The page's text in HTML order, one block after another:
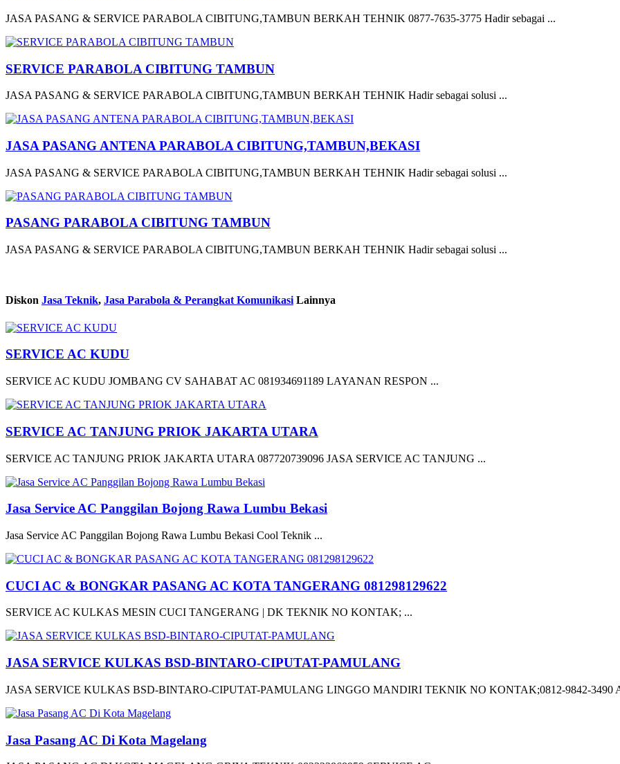
JASA PASANG & SERVICE PARABOLA CIBITUNG,TAMBUN BERKAH TEHNIK 0877-7635-3775 Hadir sebagai ...
SERVICE PARABOLA CIBITUNG TAMBUN
JASA PASANG & SERVICE PARABOLA CIBITUNG,TAMBUN BERKAH TEHNIK Hadir sebagai solusi ...
JASA PASANG ANTENA PARABOLA CIBITUNG,TAMBUN,BEKASI
JASA PASANG & SERVICE PARABOLA CIBITUNG,TAMBUN BERKAH TEHNIK Hadir sebagai solusi ...
PASANG PARABOLA CIBITUNG TAMBUN
JASA PASANG & SERVICE PARABOLA CIBITUNG,TAMBUN BERKAH TEHNIK Hadir sebagai solusi ...
Diskon Jasa Teknik, Jasa Parabola & Perangkat KomunikasiLainnya
SERVICE AC KUDU
SERVICE AC KUDU JOMBANG CV SAHABAT AC 081934691189 LAYANAN RESPON ...
SERVICE AC TANJUNG PRIOK JAKARTA UTARA
SERVICE AC TANJUNG PRIOK JAKARTA UTARA 087720739096 JASA SERVICE AC TANJUNG ...
Jasa Service AC Panggilan Bojong Rawa Lumbu Bekasi
Jasa Service AC Panggilan Bojong Rawa Lumbu Bekasi Cool Teknik ...
CUCI AC & BONGKAR PASANG AC KOTA TANGERANG 081298129622
SERVICE AC KULKAS MESIN CUCI TANGERANG | DK TEKNIK NO KONTAK; ...
JASA SERVICE KULKAS BSD-BINTARO-CIPUTAT-PAMULANG
JASA SERVICE KULKAS BSD-BINTARO-CIPUTAT-PAMULANG LINGGO MANDIRI TEKNIK NO KONTAK;0812-9842-3490
Jasa Pasang AC Di Kota Magelang